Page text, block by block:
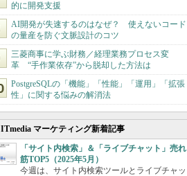
的に開発支援
AI開発が失速するのはなぜ？ 使えないコード
の量産を防ぐ文脈設計のコツ
三菱商事に学ぶ財務／経理業務プロセス変
革 “手作業依存”から脱却した方法は
PostgreSQLの「機能」「性能」「運用」「拡張
性」に関する悩みの解消法
ITmedia マーケティング新着記事
「サイト内検索」＆「ライブチャット」売れ
筋TOP5（2025年5月）
今週は、サイト内検索ツールとライブチャッ